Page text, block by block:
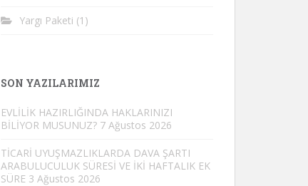
Yargı Paketi (1)
SON YAZILARIMIZ
EVLİLİK HAZIRLIĞINDA HAKLARINIZI
BİLİYOR MUSUNUZ? 7 Ağustos 2026
TİCARİ UYUŞMAZLIKLARDA DAVA ŞARTI
ARABULUCULUK SÜRESİ VE İKİ HAFTALIK EK
SÜRE 3 Ağustos 2026